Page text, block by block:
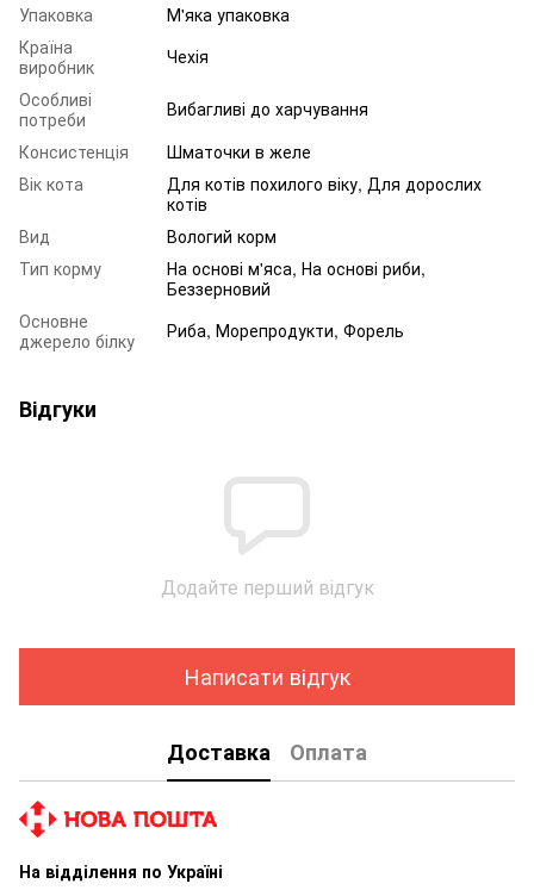
Упаковка
М'яка упаковка
Країна
виробник
Чехія
Особливі
потреби
Вибагливі до харчування
Консистенція
Шматочки в желе
Вік кота
Для котів похилого віку, Для дорослих
котів
Вид
Вологий корм
Тип корму
На основі м'яса, На основі риби,
Беззерновий
Основне
джерело білку
Риба, Морепродукти, Форель
Відгуки
Додайте перший відгук
Написати відгук
Доставка Оплата
На відділення по Україні